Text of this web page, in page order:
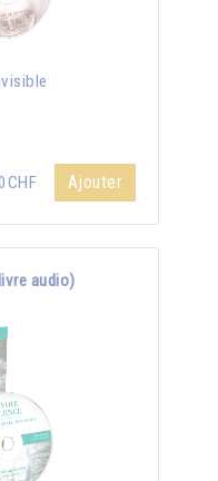
Ajouter
audio)